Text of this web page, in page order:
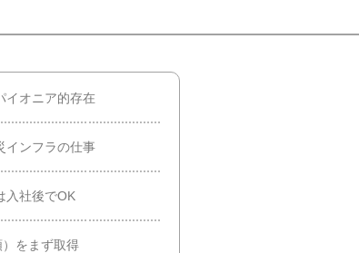
イオニア的存在
インフラの仕事
入社後でOK
）をまず取得